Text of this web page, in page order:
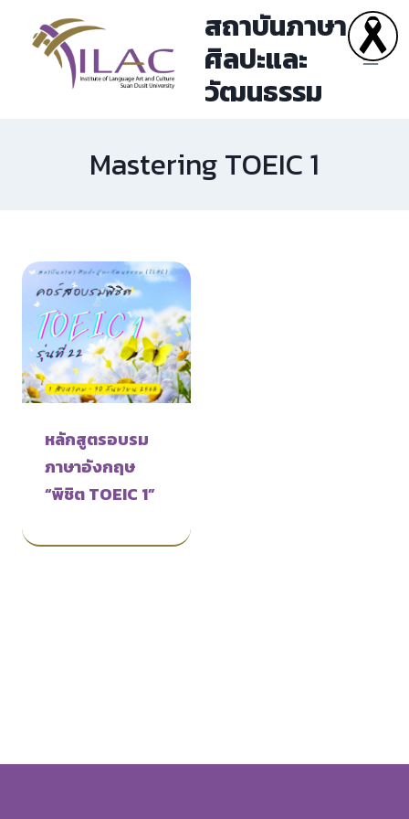
content
สถาบันภาษา
ศิลปะและ
วัฒนธรรม
Mastering TOEIC 1
หลักสูตรอบรม
ภาษาอังกฤษ
“พิชิต TOEIC 1”